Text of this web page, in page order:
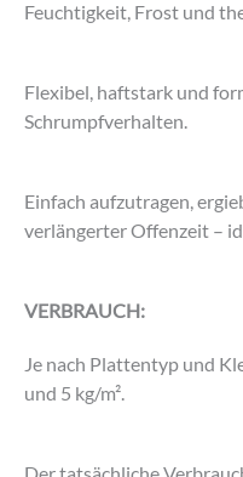
Feuchtigkeit, Frost und
Flexibel, haftstark und
Schrumpfverhalten.
Einfach aufzutragen,
verlängerter Offenzeit –
VERBRAUCH:
Je nach Plattentyp und
und 5 kg/m².